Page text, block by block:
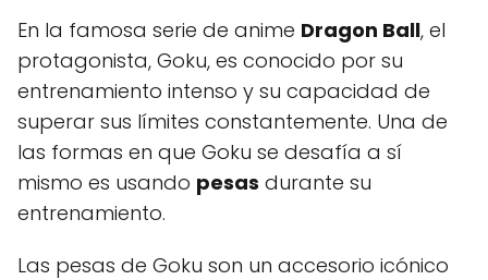
En la famosa serie de anime Dragon Ball, el
protagonista, Goku, es conocido por su
entrenamiento intenso y su capacidad de
superar sus límites constantemente. Una de
las formas en que Goku se desafía a sí
mismo es usando pesas durante su
entrenamiento.
Las pesas de Goku son un accesorio icónico